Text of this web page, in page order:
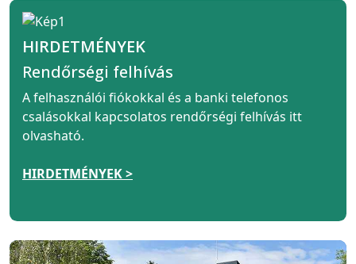
HIRDETMÉNYEK
Rendőrségi felhívás
A felhasználói fiókokkal és a banki telefonos
csalásokkal kapcsolatos rendőrségi felhívás itt
olvasható.
HIRDETMÉNYEK >